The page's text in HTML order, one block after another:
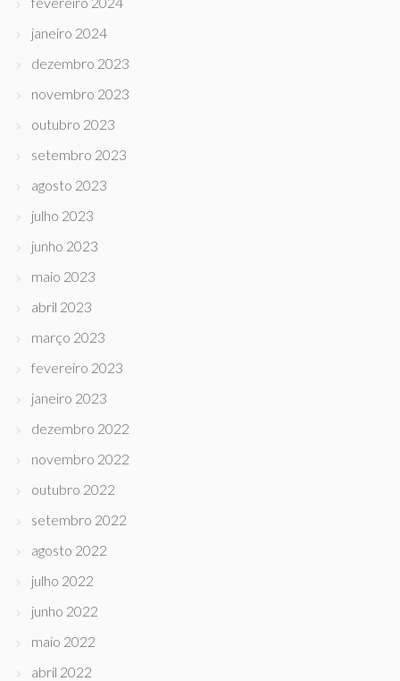
janeiro 2024
dezembro 2023
novembro 2023
outubro 2023
setembro 2023
agosto 2023
julho 2023
junho 2023
maio 2023
abril 2023
março 2023
fevereiro 2023
janeiro 2023
dezembro 2022
novembro 2022
outubro 2022
setembro 2022
agosto 2022
julho 2022
junho 2022
maio 2022
abril 2022